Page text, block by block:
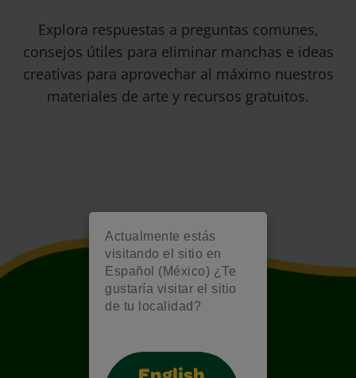
Actualmente estás
visitando el sitio en
Español (México) ¿Te
gustaría visitar el sitio
de tu localidad?
Explora respuestas a preguntas comunes,
consejos útiles para eliminar manchas e ideas
creativas para aprovechar al máximo nuestros
materiales de arte y recursos gratuitos.